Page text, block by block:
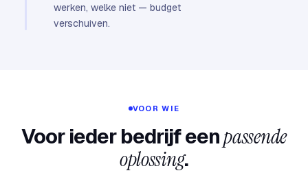
werken, welke niet — budget
verschuiven.
VOOR WIE
Voor ieder bedrijf eenpassende
oplossing.